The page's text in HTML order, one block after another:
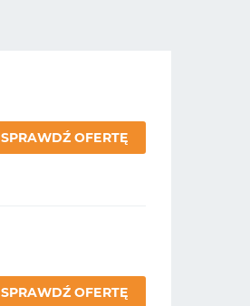
SPRAWDŹ OFERTĘ
SPRAWDŹ OFERTĘ